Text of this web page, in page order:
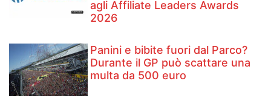
agli Affiliate Leaders Awards
2026
Panini e bibite fuori dal Parco?
Durante il GP può scattare una
multa da 500 euro